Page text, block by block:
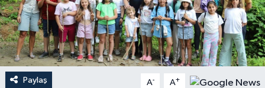
Paylaş A- A+